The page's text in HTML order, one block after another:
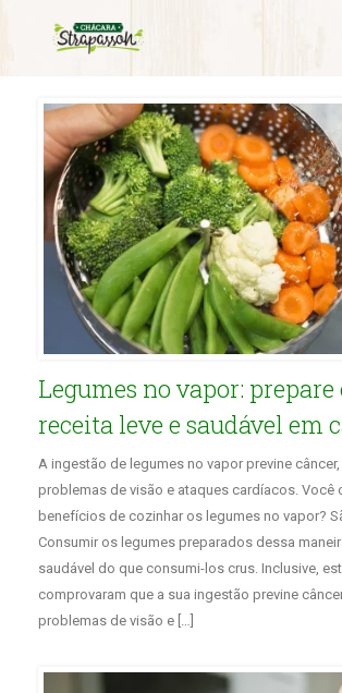
Monthly Archives:
Legumes no vapor: prepare
receita leve e saudável em
A ingestão de legumes no vapor previne câncer,
problemas de visão e ataques cardíacos. Você
benefícios de cozinhar os legumes no vapor?
Consumir os legumes preparados dessa
saudável do que consumi-los crus. Inclusive,
comprovaram que a sua ingestão previne
problemas de visão e […]